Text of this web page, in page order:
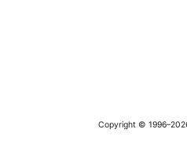
Copyright ©